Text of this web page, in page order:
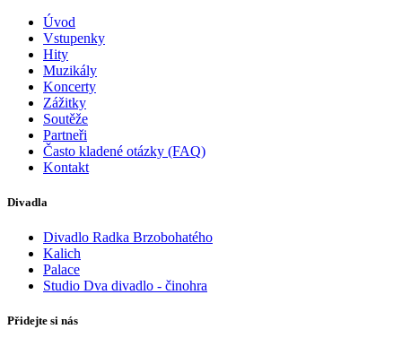
Úvod
Vstupenky
Hity
Muzikály
Koncerty
Zážitky
Soutěže
Partneři
Často kladené otázky (FAQ)
Kontakt
Divadla
Divadlo Radka Brzobohatého
Kalich
Palace
Studio Dva divadlo - činohra
Přidejte si nás